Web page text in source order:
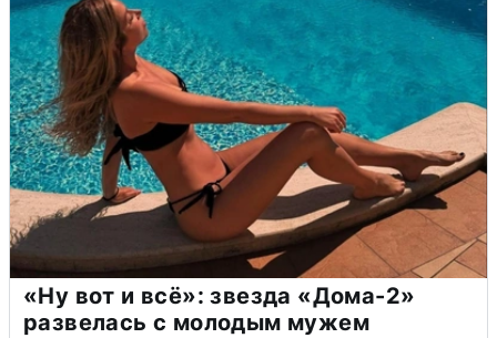
«Ну вот и всё»: звезда «Дома-2»
развелась с молодым мужем